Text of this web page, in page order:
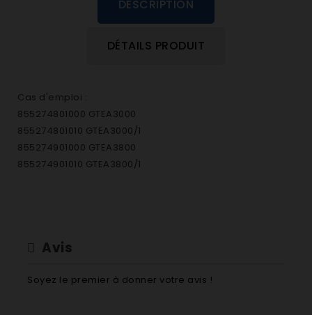
DESCRIPTION
DÉTAILS PRODUIT
Cas d'emploi :
855274801000 GTEA3000
855274801010 GTEA3000/1
855274901000 GTEA3800
855274901010 GTEA3800/1
Avis
Soyez le premier à donner votre avis !